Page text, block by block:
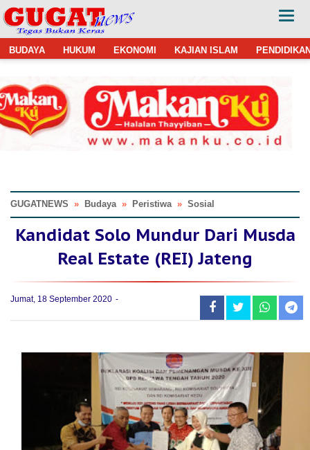
BUDAYA HUKUM EKONOMI KAJIAN ISLAM
GUGATNEWS » Budaya » Peristiwa » Sosial
Kandidat Solo Mundur Dari Musda
Real Estate (REI) Jateng
Jumat, 18 September 2020